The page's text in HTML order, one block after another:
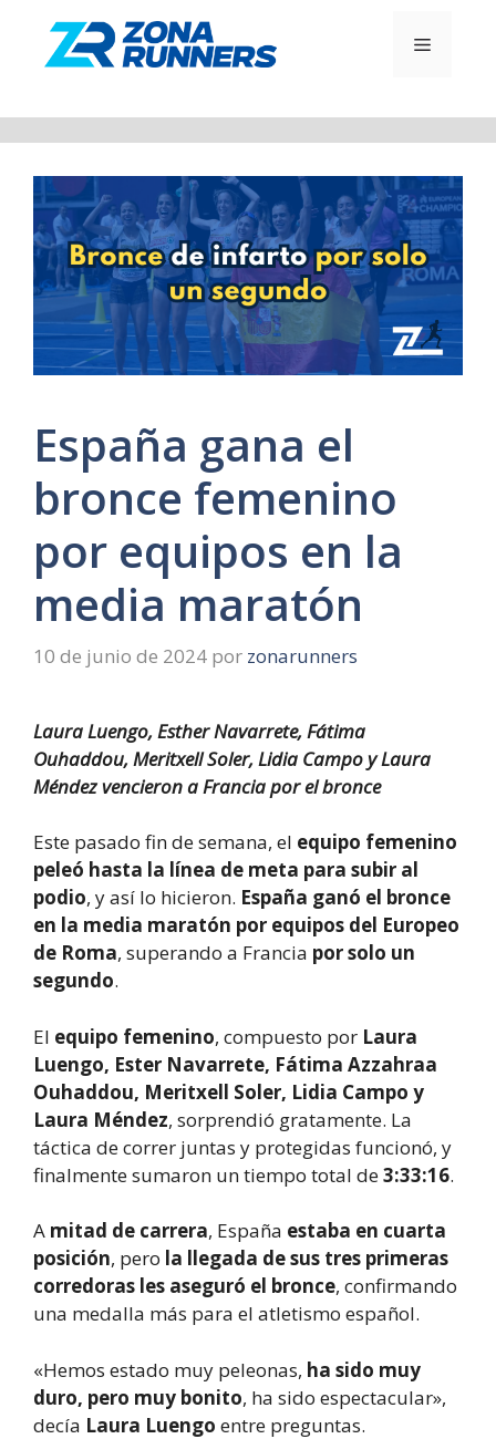
contenido
MENÚ
España gana el
bronce femenino
por equipos en la
media maratón
10 de junio de 2024 por zonarunners
Laura Luengo, Esther Navarrete, Fátima
Ouhaddou, Meritxell Soler, Lidia Campo y Laura
Méndez vencieron a Francia por el bronce
Este pasado fin de semana, el equipo femenino
peleó hasta la línea de meta para subir al
podio, y así lo hicieron. España ganó el bronce
en la media maratón por equipos del Europeo
de Roma, superando a Francia por solo un
segundo.
El equipo femenino, compuesto por Laura
Luengo, Ester Navarrete, Fátima Azzahraa
Ouhaddou, Meritxell Soler, Lidia Campo y
Laura Méndez, sorprendió gratamente. La
táctica de correr juntas y protegidas funcionó, y
finalmente sumaron un tiempo total de3:33:16.
A mitad de carrera, España estaba en cuarta
posición, pero la llegada de sus tres primeras
corredoras les aseguró el bronce, confirmando
una medalla más para el atletismo español.
«Hemos estado muy peleonas, ha sido muy
duro, pero muy bonito, ha sido espectacular»,
decía Laura Luengo entre preguntas.